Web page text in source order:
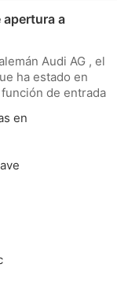
a
Audi AG , el
ha estado en
de entrada
de distancia.
en